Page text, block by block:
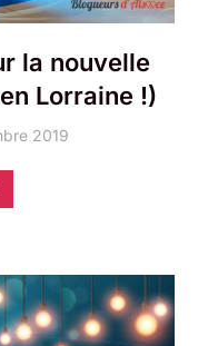
la nouvelle
Lorraine !)
2019